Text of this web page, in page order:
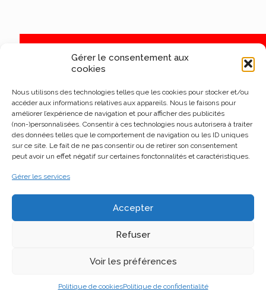
Gérer le consentement aux
cookies
Nous utilisons des technologies telles que les cookies pour stocker et/ou
accéder aux informations relatives aux appareils. Nous le faisons pour
améliorer l’expérience de navigation et pour afficher des publicités
(non-)personnalisées. Consentir à ces technologies nous autorisera à traiter
des données telles que le comportement de navigation ou les ID uniques
sur ce site. Le fait de ne pas consentir ou de retirer son consentement
peut avoir un effet négatif sur certaines fonctonnalités et caractéristiques.
Gérer les services
Accepter
Refuser
Voir les préférences
Politique de cookiesPolitique de confidentialité